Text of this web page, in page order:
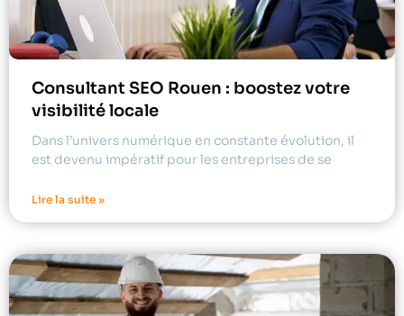
Consultant SEO Rouen : boostez votre
visibilité locale
Dans l’univers numérique en constante évolution, il
est devenu impératif pour les entreprises de se
Lire la suite »